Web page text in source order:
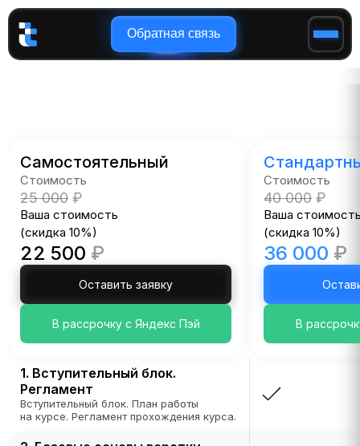
Обратная связь
Самостоятельный
Стоимость
25 000 ₽
Ваша стоимость
(скидка 10%)
22 500 ₽
Оставить заявку
В рассрочку с Яндекс Пэй
Стоимость
40 000₽
Ваша
(скидка 10%)
36 000 ₽
В
1. Вступительный блок.
Регламент
Вступительный блок. План работы
на курсе. Регламент прохождения курса.